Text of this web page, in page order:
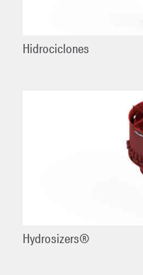
Hidrociclones
Hydrosizers®